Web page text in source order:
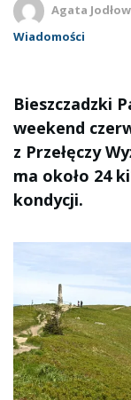
Agata
Wiadomości
Bieszczadzki
weekend
z Przełęczy
ma około 24
kondycji.